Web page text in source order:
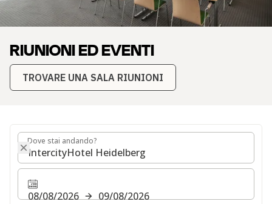
RIUNIONI ED EVENTI
TROVARE UNA SALA RIUNIONI
Dove stai andando?
Dove stai andando?
08/08/2026
09/08/2026